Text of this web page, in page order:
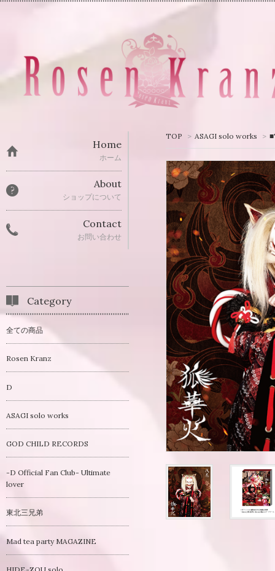
TOP > ASAGI solo works >
Home
ホーム
About
ショップについて
Contact
お問い合わせ
Category
全ての商品
Rosen Kranz
D
ASAGI solo works
GOD CHILD RECORDS
-D Official Fan Club- Ultimate
lover
東北三兄弟
Mad tea party MAGAZINE